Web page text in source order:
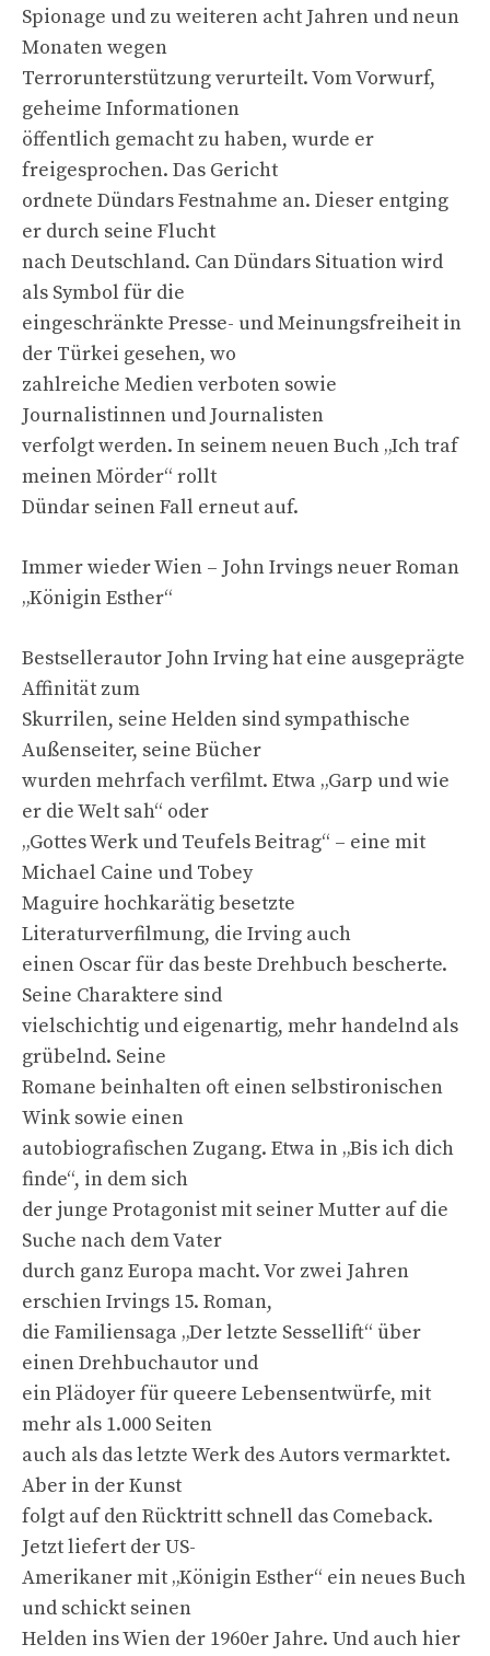
Spionage und zu weiteren acht Jahren und neun
Monaten wegen
Terrorunterstützung verurteilt. Vom Vorwurf,
geheime Informationen
öffentlich gemacht zu haben, wurde er
freigesprochen. Das Gericht
ordnete Dündars Festnahme an. Dieser entging
er durch seine Flucht
nach Deutschland. Can Dündars Situation wird
als Symbol für die
eingeschränkte Presse- und Meinungsfreiheit in
der Türkei gesehen, wo
zahlreiche Medien verboten sowie
Journalistinnen und Journalisten
verfolgt werden. In seinem neuen Buch „Ich traf
meinen Mörder“ rollt
Dündar seinen Fall erneut auf.
Immer wieder Wien – John Irvings neuer Roman
„Königin Esther“
Bestsellerautor John Irving hat eine ausgeprägte
Affinität zum
Skurrilen, seine Helden sind sympathische
Außenseiter, seine Bücher
wurden mehrfach verfilmt. Etwa „Garp und wie
er die Welt sah“ oder
„Gottes Werk und Teufels Beitrag“ – eine mit
Michael Caine und Tobey
Maguire hochkarätig besetzte
Literaturverfilmung, die Irving auch
einen Oscar für das beste Drehbuch bescherte.
Seine Charaktere sind
vielschichtig und eigenartig, mehr handelnd als
grübelnd. Seine
Romane beinhalten oft einen selbstironischen
Wink sowie einen
autobiografischen Zugang. Etwa in „Bis ich dich
finde“, in dem sich
der junge Protagonist mit seiner Mutter auf die
Suche nach dem Vater
durch ganz Europa macht. Vor zwei Jahren
erschien Irvings 15. Roman,
die Familiensaga „Der letzte Sessellift“ über
einen Drehbuchautor und
ein Plädoyer für queere Lebensentwürfe, mit
mehr als 1.000 Seiten
auch als das letzte Werk des Autors vermarktet.
Aber in der Kunst
folgt auf den Rücktritt schnell das Comeback.
Jetzt liefert der US-
Amerikaner mit „Königin Esther“ ein neues Buch
und schickt seinen
Helden ins Wien der 1960er Jahre. Und auch hier